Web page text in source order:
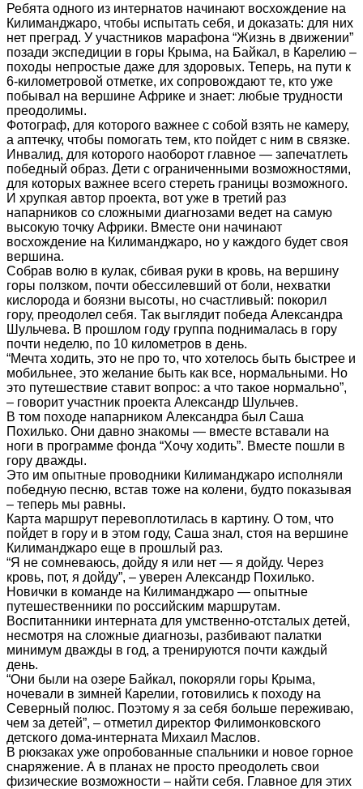
Ребята одного из интернатов начинают восхождение на
Килиманджаро, чтобы испытать себя, и доказать: для них
нет преград. У участников марафона “Жизнь в движении”
позади экспедиции в горы Крыма, на Байкал, в Карелию –
походы непростые даже для здоровых. Теперь, на пути к
6-километровой отметке, их сопровождают те, кто уже
побывал на вершине Африке и знает: любые трудности
преодолимы.
Фотограф, для которого важнее с собой взять не камеру,
а аптечку, чтобы помогать тем, кто пойдет с ним в связке.
Инвалид, для которого наоборот главное — запечатлеть
победный образ. Дети с ограниченными возможностями,
для которых важнее всего стереть границы возможного.
И хрупкая автор проекта, вот уже в третий раз
напарников со сложными диагнозами ведет на самую
высокую точку Африки. Вместе они начинают
восхождение на Килиманджаро, но у каждого будет своя
вершина.
Собрав волю в кулак, сбивая руки в кровь, на вершину
горы ползком, почти обессилевший от боли, нехватки
кислорода и боязни высоты, но счастливый: покорил
гору, преодолел себя. Так выглядит победа Александра
Шульчева. В прошлом году группа поднималась в гору
почти неделю, по 10 километров в день.
“Мечта ходить, это не про то, что хотелось быть быстрее и
мобильнее, это желание быть как все, нормальными. Но
это путешествие ставит вопрос: а что такое нормально”,
– говорит участник проекта Александр Шульчев.
В том походе напарником Александра был Саша
Похилько. Они давно знакомы — вместе вставали на
ноги в программе фонда “Хочу ходить”. Вместе пошли в
гору дважды.
Это им опытные проводники Килиманджаро исполняли
победную песню, встав тоже на колени, будто показывая
– теперь мы равны.
Карта маршрут перевоплотилась в картину. О том, что
пойдет в гору и в этом году, Саша знал, стоя на вершине
Килиманджаро еще в прошлый раз.
“Я не сомневаюсь, дойду я или нет — я дойду. Через
кровь, пот, я дойду”, – уверен Александр Похилько.
Новички в команде на Килиманджаро — опытные
путешественники по российским маршрутам.
Воспитанники интерната для умственно-отсталых детей,
несмотря на сложные диагнозы, разбивают палатки
минимум дважды в год, а тренируются почти каждый
день.
“Они были на озере Байкал, покоряли горы Крыма,
ночевали в зимней Карелии, готовились к походу на
Северный полюс. Поэтому я за себя больше переживаю,
чем за детей”, – отметил директор Филимонковского
детского дома-интерната Михаил Маслов.
В рюкзаках уже опробованные спальники и новое горное
снаряжение. А в планах не просто преодолеть свои
физические возможности – найти себя. Главное для этих